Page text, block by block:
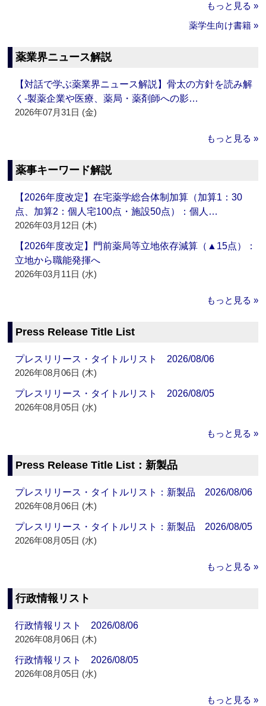
もっと見る »
薬学生向け書籍 »
薬業界ニュース解説
【対話で学ぶ薬業界ニュース解説】骨太の方針を読み解
く‐製薬企業や医療、薬局・薬剤師への影…
2026年07月31日 (金)
もっと見る »
薬事キーワード解説
【2026年度改定】在宅薬学総合体制加算（加算1：30
点、加算2：個人宅100点・施設50点）：個人…
2026年03月12日 (木)
【2026年度改定】門前薬局等立地依存減算（▲15点）：
立地から職能発揮へ
2026年03月11日 (水)
もっと見る »
Press Release Title List
プレスリリース・タイトルリスト 2026/08/06
2026年08月06日 (木)
プレスリリース・タイトルリスト 2026/08/05
2026年08月05日 (水)
もっと見る »
Press Release Title List：新製品
プレスリリース・タイトルリスト：新製品 2026/08/06
2026年08月06日 (木)
プレスリリース・タイトルリスト：新製品 2026/08/05
2026年08月05日 (水)
もっと見る »
行政情報リスト
行政情報リスト 2026/08/06
2026年08月06日 (木)
行政情報リスト 2026/08/05
2026年08月05日 (水)
もっと見る »